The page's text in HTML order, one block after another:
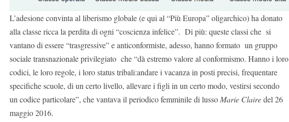
L’adesione convinta al liberismo globale (e qui al “Più Europa” oligarchico) ha donato
alla classe ricca la perdita di ogni “coscienza infelice”. Di più: queste classi che si
vantano di essere “trasgressive” e anticonformiste, adesso, hanno formato un gruppo
sociale transnazionale privilegiato che “dà estremo valore al conformismo. Hanno i loro
codici, le loro regole, i loro status tribali:andare i vacanza in posti precisi, frequentare
specifiche scuole, di un certo livello, allevare i figli in un certo modo, vestirsi secondo
un codice particolare”, che vantava il periodico femminile di lusso Marie Clairedel 26
maggio 2016.